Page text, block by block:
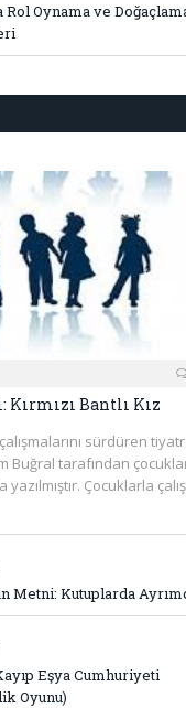
Rol Oynama ve
Kırmızı Bantlı Kız
sürdüren
Buğral tarafından
Çocuklarla
Metni: Kutuplarda
Eşya Cumhuriyeti
Oyunu)